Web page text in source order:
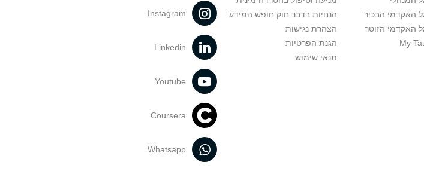
האקדמי הבכיר
האקדמי הזוטר
הנחיות בדבר חוק חופש המידע
הצהרת נגישות
הגנת הפרטיות
תנאי שימוש
Instagram
Linkedin
Youtube
Coursera
Whatsapp